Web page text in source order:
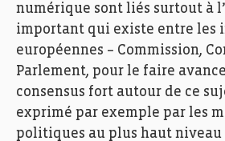
numérique sont liés surtout à
important qui existe entre les
européennes – Commission,
Parlement, pour le faire
consensus fort autour de ce
exprimé par exemple par les
politiques au plus haut niveau